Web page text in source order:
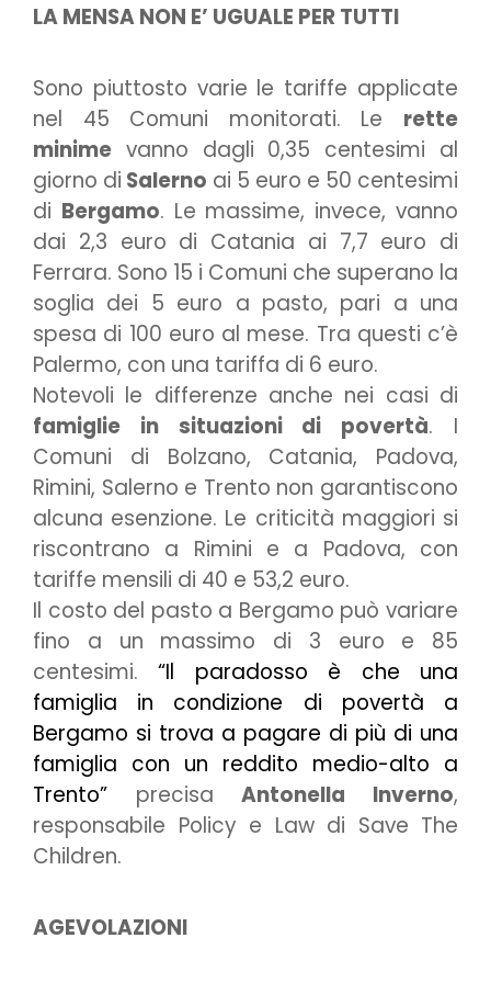
LA MENSA NON E’ UGUALE PER TUTTI
Sono piuttosto varie le tariffe applicate
nel 45 Comuni monitorati. Le rette
minime vanno dagli 0,35 centesimi al
giorno di Salerno ai 5 euro e 50 centesimi
di Bergamo. Le massime, invece, vanno
dai 2,3 euro di Catania ai 7,7 euro di
Ferrara. Sono 15 i Comuni che superano la
soglia dei 5 euro a pasto, pari a una
spesa di 100 euro al mese. Tra questi c’è
Palermo, con una tariffa di 6 euro.
Notevoli le differenze anche nei casi di
famiglie in situazioni di povertà. I
Comuni di Bolzano, Catania, Padova,
Rimini, Salerno e Trento non garantiscono
alcuna esenzione. Le criticità maggiori si
riscontrano a Rimini e a Padova, con
tariffe mensili di 40 e 53,2 euro.
Il costo del pasto a Bergamo può variare
fino a un massimo di 3 euro e 85
centesimi.“Il paradosso è che una
famiglia in condizione di povertà a
Bergamo si trova a pagare di più di una
famiglia con un reddito medio-alto a
Trento” precisaAntonella Inverno,
responsabile Policy e Law di Save The
Children.
AGEVOLAZIONI